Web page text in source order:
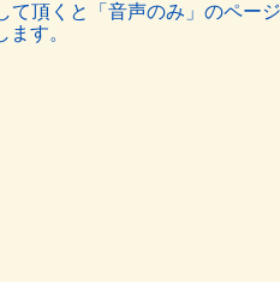
頂くと「音声のみ」のペー
す。